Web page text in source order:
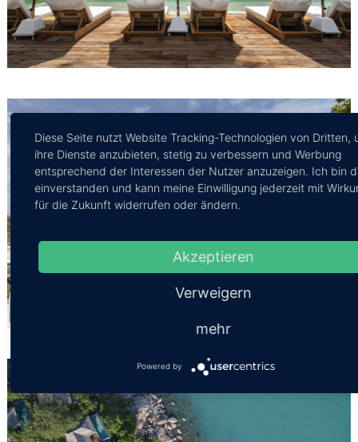
Diese Seite nutzt Website Tracking-Technologien von Dritten,
ihre Dienste anzubieten, stetig zu verbessern und Werbung
entsprechend der Interessen der Nutzer anzuzeigen. Ich bin
einverstanden und kann meine Einwilligung jederzeit mit
für die Zukunft widerrufen oder ändern.
Akzeptieren
Verweigern
mehr
Powered by